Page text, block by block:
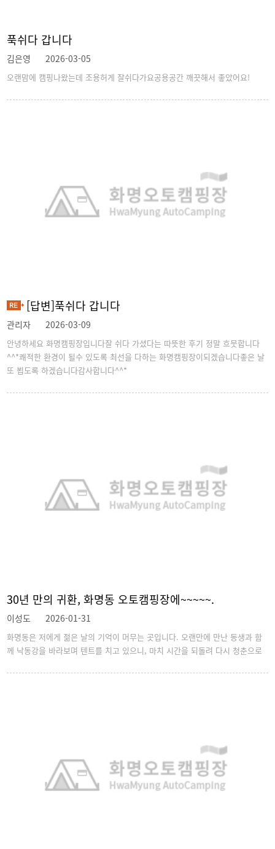
푹쉬다 갑니다
김은영 2026-03-05
오랜맘에 캠핑나왔는데 조용허게 잘쉬다가요공용공간 깨끗해서 좋았어요!
[답변]푹쉬다 갑니다
관리자 2026-03-09
안녕하세요 화명캠핑장입니다잘 쉬다 가셨다는 따뜻한 후기 정말 흐뭇합니다
^^*쾌적한 환경이 될수 있도록 최선을 다하는 화명캠핑장이되겠습니다좋은 날
또 뵙도록 하겠습니다감사합니다^^*
30년 만의 귀환, 화명동 오토캠핑장에~~~~~.
이성도 2026-01-31
화명동은 저에게 젊은 날의 기억이 머무는 곳입니다. 오랜만에 만난 동생과 함
께 낙동강을 바라보며 텐트를 치고 있으니, 마치 시간을 되돌려 다시 청춘으로